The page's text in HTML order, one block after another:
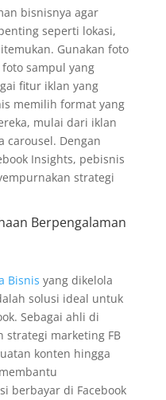
bisnisnya agar
seperti lokasi,
Gunakan foto
sampul yang
fitur iklan yang
memilih format yang
mulai dari iklan
carousel. Dengan
Insights, pebisnis
strategi
Berpengalaman
Bisnis yang dikelola
solusi ideal untuk
Sebagai ahli di
strategi marketing FB
konten hingga
berbayar di Facebook